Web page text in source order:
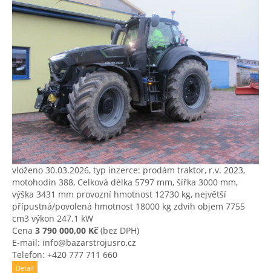
vloženo 30.03.2026, typ inzerce: prodám traktor, r.v. 2023,
motohodin 388, Celková délka 5797 mm, šířka 3000 mm,
výška 3431 mm provozní hmotnost 12730 kg, největší
přípustná/povolená hmotnost 18000 kg zdvih objem 7755
cm3 výkon 247.1 kW
Cena 3 790 000,00 Kč (bez DPH)
E-mail: info@bazarstrojusro.cz
Telefon: +420 777 711 660
Detail